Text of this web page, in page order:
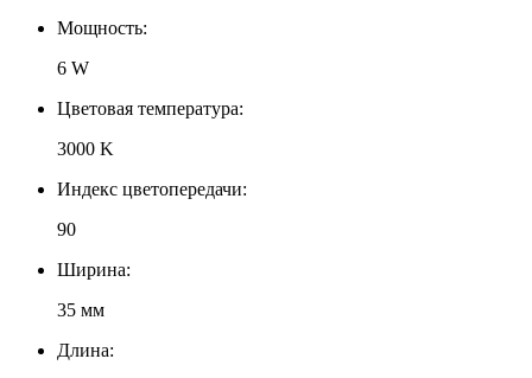
Мощность:
6 W
Цветовая температура:
3000 K
Индекс цветопередачи:
90
Ширина:
35 мм
Длина: